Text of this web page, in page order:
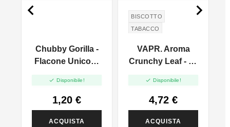
Chubby Gorilla -
Flacone Unicorn
 Disponibile!
1,20 €
ACQUISTA
BISCOTTO
TABACCO
VAPR. Aroma
Crunchy Leaf - 10
 Disponibile!
4,72 €
ACQUISTA
 